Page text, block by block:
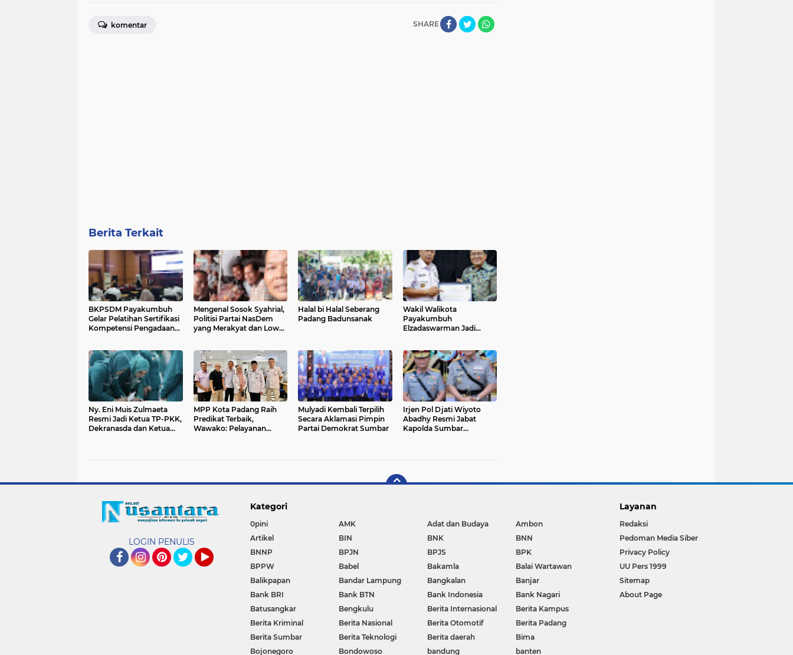
SHARE
komentar
Berita Terkait
BKPSDM Payakumbuh
Gelar Pelatihan Sertifikasi
Kompetensi Pengadaan
Mengenal Sosok Syahrial,
Politisi Partai NasDem
yang Merakyat dan Low
Halal bi Halal Seberang
Padang Badunsanak
Wakil Walikota
Payakumbuh
Elzadaswarman Jadi
Indonesia Sumbar
Ny. Eni Muis Zulmaeta
Resmi Jadi Ketua TP-PKK,
Dekranasda dan Ketua
MPP Kota Padang Raih
Predikat Terbaik,
Wawako: Pelayanan
Mulyadi Kembali Terpilih
Secara Aklamasi Pimpin
Partai Demokrat Sumbar
Irjen Pol Djati Wiyoto
Abadhy Resmi Jabat
Kapolda Sumbar
LOGIN PENULIS
Kategori
0pini AMK Adat dan Budaya
Ambon
Artikel
BIN BNK
BNN
BNNP
BPJN BPJS
BPK
BPPW
Babel Bakamla
Balai Wartawan
Balikpapan
Bandar Lampung Bangkalan
Banjar
Bank BRI
Bank BTN Bank Indonesia
Bank Nagari
Batusangkar
Bengkulu Berita Internasional
Berita Kampus
Berita Kriminal
Berita Nasional Berita Otomotif
Berita Padang
Berita Sumbar
Berita Teknologi Berita daerah
Bima
Bojonegoro
Bondowoso bandung banten
Layanan
Redaksi
Pedoman Media Siber
Privacy Policy
UU Pers 1999
Sitemap
About Page